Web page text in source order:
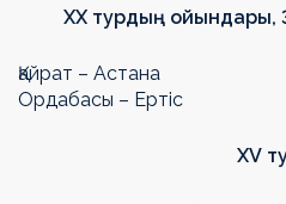
ХХ турдың ойындары,
Қайрат – Астана
Ордабасы – Ертіс
ХV